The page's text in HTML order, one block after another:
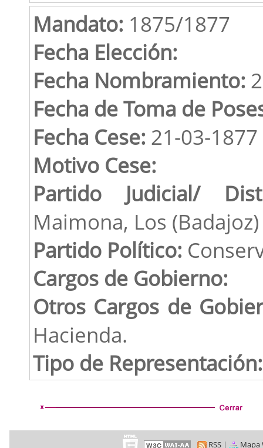
Mandato: 1875/1877
Fecha Elección:
Fecha Nombramiento:
Fecha de Toma de
Fecha Cese: 21-03-1877
Motivo Cese:
Partido Judicial/
Maimona, Los (Badajoz)
Partido Político:
Cargos de Gobierno:
Otros Cargos de
Hacienda.
Tipo de Representación:
RSS| Mapa